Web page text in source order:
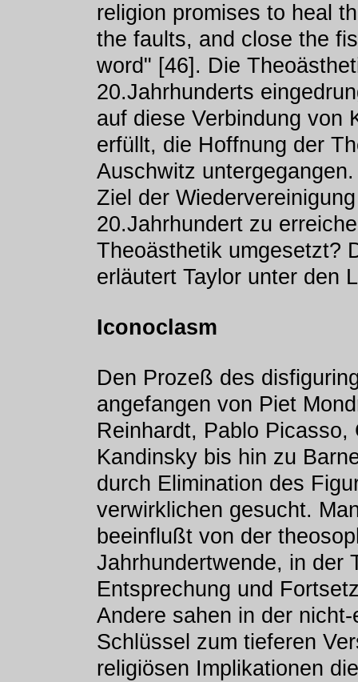
religion promises to heal
the faults, and close the
word" [46]. Die
20.Jahrhunderts
auf diese Verbindung von
erfüllt, die Hoffnung der
Auschwitz
Ziel der
20.Jahrhundert zu
Theoästhetik umgesetzt?
erläutert Taylor unter den
Iconoclasm
Den Prozeß des
angefangen von Piet
Reinhardt, Pablo
Kandinsky bis hin zu
durch Elimination des
verwirklichen gesucht.
beeinflußt von der
Jahrhundertwende, in der
Entsprechung und
Andere sahen in der
Schlüssel zum tieferen
religiösen Implikationen